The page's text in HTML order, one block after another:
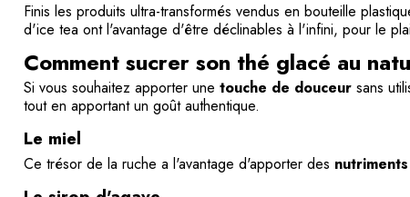
Finis les produits ultra-transformés vendus en bouteille
d'ice tea ont l'avantage d'être déclinables à l'infini, pour le
Comment sucrer son thé glacé au
Si vous souhaitez apporter une touche de douceur sans
tout en apportant un goût authentique.
Le miel
Ce trésor de la ruche a l'avantage d'apporter des nutriments